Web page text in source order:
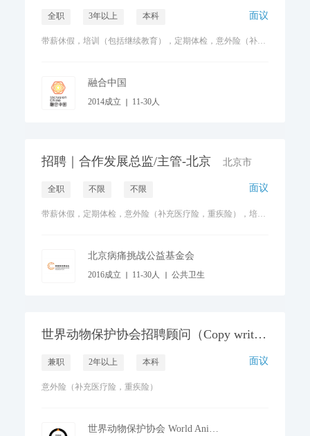
全职 3年以上 本科 面议
带薪休假，培训（包括继续教育），定期体检，意外险（补充医疗险，重疾险），带薪病假
融合中国
2014成立
11-30人
招聘｜合作发展总监/主管-北京 北京市
全职 不限 不限 面议
带薪休假，定期体检，意外险（补充医疗险，重疾险），培训（包括继续教育），带薪病假
北京病痛挑战公益基金会
2016成立 11-30人 公共卫生
世界动物保护协会招聘顾问（Copy writer）
兼职 2年以上 本科 面议
意外险（补充医疗险，重疾险）